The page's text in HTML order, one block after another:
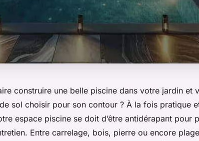
construire une belle piscine dans votre jardin et
sol choisir pour son contour ? À la fois pratique
espace piscine se doit d’être antidérapant pour
Entre carrelage, bois, pierre ou encore